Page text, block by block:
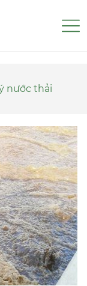
nước thải